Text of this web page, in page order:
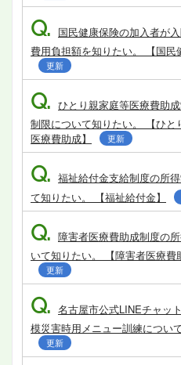
Q. 国民健康保険の加入者が
費用負担額を知りたい。 【国民
更新
Q. ひとり親家庭等医療費助
制限について知りたい。 【ひと
医療費助成】
更新
Q. 福祉給付金支給制度の所
て知りたい。 【福祉給付金】
Q. 障害者医療費助成制度の
いて知りたい。 【障害者医療費
更新
Q. 名古屋市公式LINEチャッ
模災害時用メニュー訓練につい
更新